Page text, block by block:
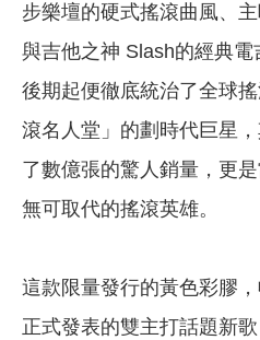
步樂壇的硬式搖滾曲風、
與吉他之神 Slash的經典
後期起便徹底統治了全球
滾名人堂」的劃時代巨星
了數億張的驚人銷量，更
無可取代的搖滾英雄。
這款限量發行的黃色彩膠
正式發表的雙主打話題新